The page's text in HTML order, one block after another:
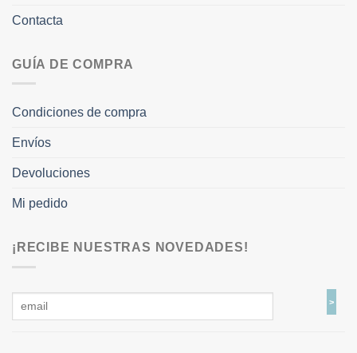
Contacta
GUÍA DE COMPRA
Condiciones de compra
Envíos
Devoluciones
Mi pedido
¡RECIBE NUESTRAS NOVEDADES!